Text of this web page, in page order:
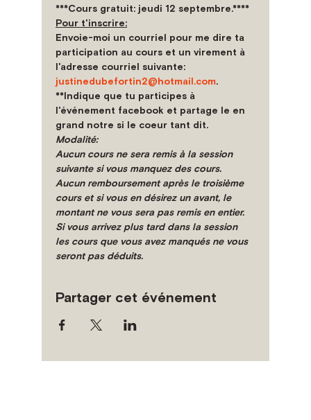
***Cours gratuit: jeudi 12 septembre.****
Pour t'inscrire:
Envoie-moi un courriel pour me dire ta
participation au cours et un virement à
l'adresse courriel suivante:
justinedubefortin2@hotmail.com.
**Indique que tu participes à
l'événement facebook et partage le en
grand notre si le coeur tant dit.
Modalité:
Aucun cours ne sera remis à la session
suivante si vous manquez des cours.
Aucun remboursement après le troisième
cours et si vous en désirez un avant, le
montant ne vous sera pas remis en entier.
Si vous arrivez plus tard dans la session
les cours que vous avez manqués ne vous
seront pas déduits.
Partager cet événement